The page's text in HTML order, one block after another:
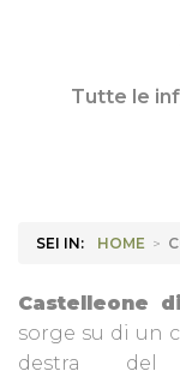
Tutte le
SEI IN: HOME >
Castelleone
sorge su di un
destra del